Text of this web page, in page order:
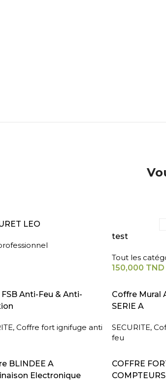
LEO
test
Tout les
150,000 TND
SUITEAnti-Feu & Anti-
, Coffre fort ignifuge anti
LIRE LA SUITE
Coffre Mural
SERIE A
SECURITE,
feu
SUITE
BLINDEE A
Electronique
LIRE LA SUITE
COFFRE